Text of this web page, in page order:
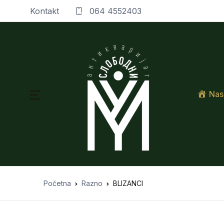
Kontakt 064 4552403
Početna Razno BLIZANCI